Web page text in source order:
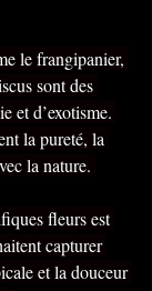
le frangipanier,
sont des
et d’exotisme.
la pureté, la
la nature.
fleurs est
capturer
et la douceur